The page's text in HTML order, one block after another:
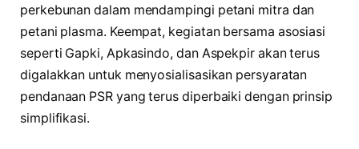
perkebunan dalam mendampingi petani mitra dan
petani plasma. Keempat, kegiatan bersama asosiasi
seperti Gapki, Apkasindo, dan Aspekpir akan terus
digalakkan untuk menyosialisasikan persyaratan
pendanaan PSR yang terus diperbaiki dengan prinsip
simplifikasi.